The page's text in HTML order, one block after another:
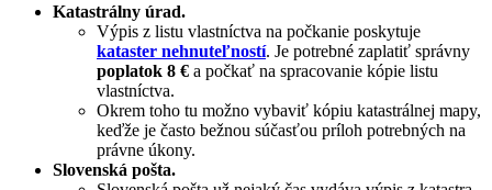
Katastrálny úrad.
Výpis z listu vlastníctva na počkanie poskytuje
kataster nehnuteľností. Je potrebné zaplatiť správny
poplatok 8 € a počkať na spracovanie kópie listu
vlastníctva.
Okrem toho tu možno vybaviť kópiu katastrálnej mapy,
keďže je často bežnou súčasťou príloh potrebných na
právne úkony.
Slovenská pošta.